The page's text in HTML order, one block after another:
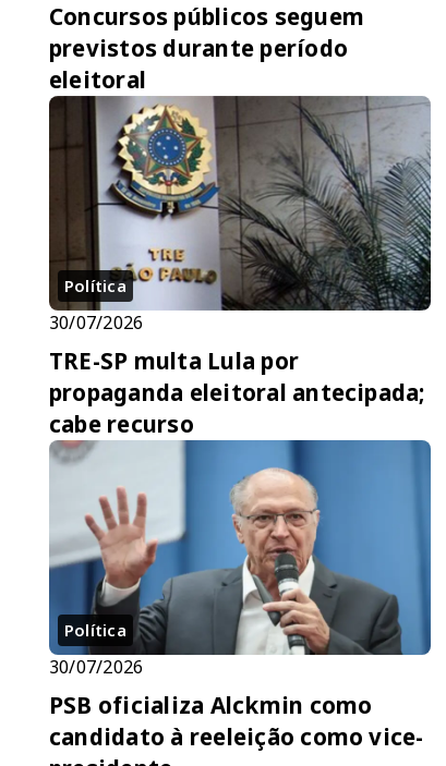
Concursos públicos seguem
previstos durante período
eleitoral
Política
30/07/2026
TRE-SP multa Lula por
propaganda eleitoral antecipada;
cabe recurso
Política
30/07/2026
PSB oficializa Alckmin como
candidato à reeleição como vice-